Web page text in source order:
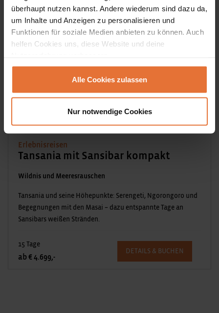
überhaupt nutzen kannst. Andere wiederum sind dazu da,
um Inhalte und Anzeigen zu personalisieren und
Funktionen für soziale Medien anbieten zu können. Auch
helfen Cookies uns, diese Website und deine
Alle Cookies zulassen
Nur notwendige Cookies
Erlebnisreisen
Tansania mit Sansibar kompakt
Wildnis und Meeresrauschen
Tansania und seine Höhepunkte: Serengeti, Ngorongoro und
Begegnungen mit den Masai – dazu entspannte Tage an
Sansibars weißen Stränden.
15 Tage
ab € 4.699,-
DETAILS & BUCHEN